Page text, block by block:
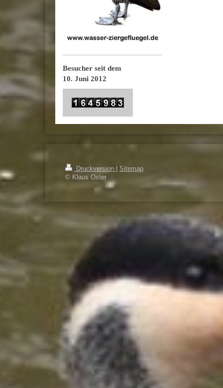
Besucher seit dem
10. Juni 2012
Druckversion
Sitemap
© Klaus Oster